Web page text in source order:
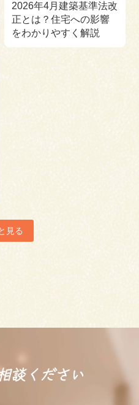
2026年4月建築基準法改
正とは？住宅への影響
をわかりやすく解説
見る
談ください